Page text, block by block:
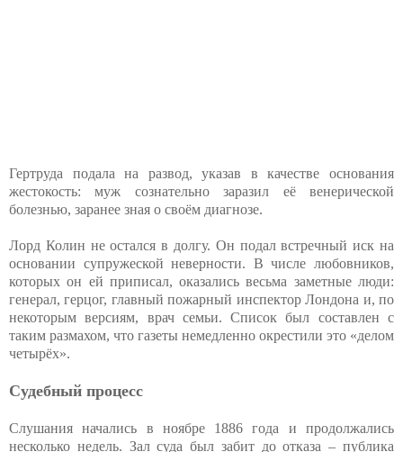
Гертруда подала на развод, указав в качестве основания
жестокость: муж сознательно заразил её венерической
болезнью, заранее зная о своём диагнозе.
Лорд Колин не остался в долгу. Он подал встречный иск на
основании супружеской неверности. В числе любовников,
которых он ей приписал, оказались весьма заметные люди:
генерал, герцог, главный пожарный инспектор Лондона и, по
некоторым версиям, врач семьи. Список был составлен с
таким размахом, что газеты немедленно окрестили это «делом
четырёх».
Судебный процесс
Слушания начались в ноябре 1886 года и продолжались
несколько недель. Зал суда был забит до отказа – публика